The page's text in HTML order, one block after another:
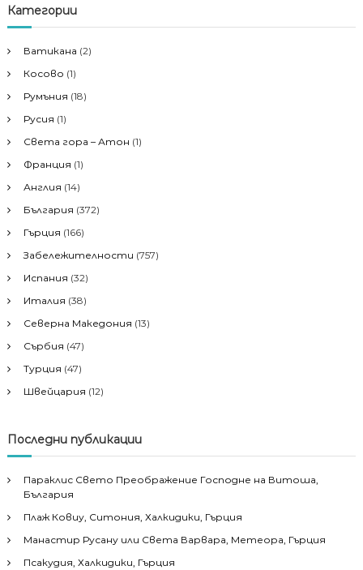
г
а
ц
и
я
с
е
е
з
а
е
Категории
Ватикана (2)
Косово (1)
Румъния (18)
Русия (1)
Света гора – Атон (1)
Франция (1)
Англия (14)
България (372)
Гърция (166)
Забележителности (757)
Испания (32)
Италия (38)
Северна Македония (13)
Сърбия (47)
Турция (47)
Швейцария (12)
Последни публикации
Параклис Свето Преображение Господне на Витоша,
България
Плаж Ковиу, Ситония, Халкидики, Гърция
Манастир Русану или Света Варвара, Метеора, Гърция
Псакудия, Халкидики, Гърция